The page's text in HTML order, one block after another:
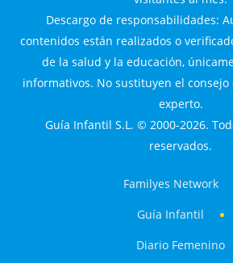
Descargo de responsabilidades:
contenidos están realizados o
de la salud y la educación,
informativos. No sustituyen el
experto.
Guía Infantil S.L. © 2000-2026.
reservados.
Familyes Network
Guía Infantil
Diario Femenino